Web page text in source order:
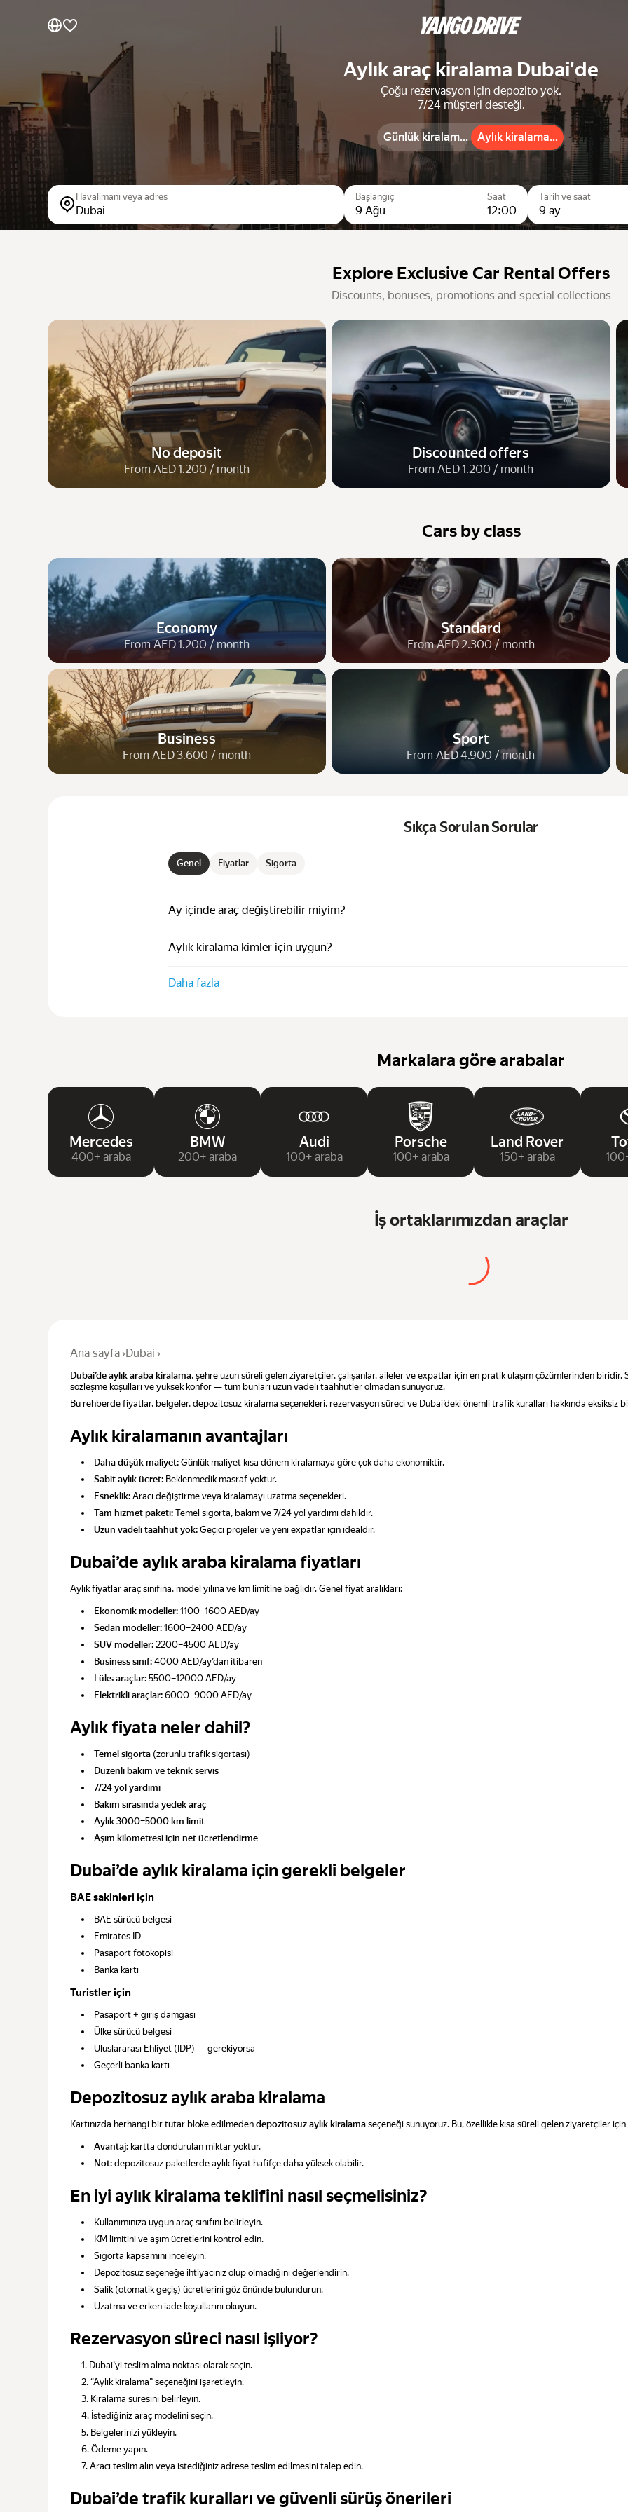
Markalara göre araçlar
Sınıfa göre araçlar
Hızlı bağlantılar
Gizlilik Bildirimi
Aylık araç kiralama Dubai'de
Çoğu rezervasyon için depozito yok.
7/24 müşteri desteği.
Aylık kiralamalar
Günlük kiralamalarAylık kiralamalar
Havalimanı veya adres
Dubai
Başlangıç
9 Ağu
Saat
12:00
Tarih ve saat
9 ay
Explore Exclusive Car Rental Offers
Discounts, bonuses, promotions and special collections
No deposit
From AED 1.200 / month
Discounted offers
From AED 1.200 / month
Cars by class
Economy
From AED 1.200 / month
Standard
From AED 2.300 / month
Business
From AED 3.600 / month
Sport
From AED 4.900 / month
Sıkça Sorulan Sorular
Genel Fiyatlar Sigorta
Ay içinde araç değiştirebilir miyim?
Aylık kiralama kimler için uygun?
Daha fazla
Markalara göre arabalar
Mercedes
400+ araba
BMW
200+ araba
Audi
100+ araba
Porsche
100+ araba
Land Rover
150+ araba
İş ortaklarımızdan araçlar
Ana sayfa ›Dubai ›
Dubai’de aylık araba kiralama, şehre uzun süreli gelen ziyaretçiler, çalışanlar, aileler ve expatlar için en pratik ulaşım çözümlerinden
sözleşme koşulları ve yüksek konfor — tüm bunları uzun vadeli taahhütler olmadan sunuyoruz.
Bu rehberde fiyatlar, belgeler, depozitosuz kiralama seçenekleri, rezervasyon süreci ve Dubai’deki önemli trafik kuralları hakkında eksiksiz
Aylık kiralamanın avantajları
Daha düşük maliyet: Günlük maliyet kısa dönem kiralamaya göre çok daha ekonomiktir.
Sabit aylık ücret: Beklenmedik masraf yoktur.
Esneklik: Aracı değiştirme veya kiralamayı uzatma seçenekleri.
Tam hizmet paketi: Temel sigorta, bakım ve 7/24 yol yardımı dahildir.
Uzun vadeli taahhüt yok: Geçici projeler ve yeni expatlar için idealdir.
Dubai’de aylık araba kiralama fiyatları
Aylık fiyatlar araç sınıfına, model yılına ve km limitine bağlıdır. Genel fiyat aralıkları:
Ekonomik modeller: 1100–1600 AED/ay
Sedan modeller: 1600–2400 AED/ay
SUV modeller: 2200–4500 AED/ay
Business sınıf: 4000 AED/ay’dan itibaren
Lüks araçlar: 5500–12000 AED/ay
Elektrikli araçlar: 6000–9000 AED/ay
Aylık fiyata neler dahil?
Temel sigorta (zorunlu trafik sigortası)
Düzenli bakım ve teknik servis
7/24 yol yardımı
Bakım sırasında yedek araç
Aylık 3000–5000 km limit
Aşım kilometresi için net ücretlendirme
Dubai’de aylık kiralama için gerekli belgeler
BAE sakinleri için
BAE sürücü belgesi
Emirates ID
Pasaport fotokopisi
Banka kartı
Turistler için
Pasaport + giriş damgası
Ülke sürücü belgesi
Uluslararası Ehliyet (IDP) — gerekiyorsa
Geçerli banka kartı
Depozitosuz aylık araba kiralama
Kartınızda herhangi bir tutar bloke edilmeden depozitosuz aylık kiralama seçeneği sunuyoruz. Bu, özellikle kısa süreli gelen ziyaretçiler için
Avantaj: kartta dondurulan miktar yoktur.
Not: depozitosuz paketlerde aylık fiyat hafifçe daha yüksek olabilir.
En iyi aylık kiralama teklifini nasıl seçmelisiniz?
Kullanımınıza uygun araç sınıfını belirleyin.
KM limitini ve aşım ücretlerini kontrol edin.
Sigorta kapsamını inceleyin.
Depozitosuz seçeneğe ihtiyacınız olup olmadığını değerlendirin.
Salik (otomatik geçiş) ücretlerini göz önünde bulundurun.
Uzatma ve erken iade koşullarını okuyun.
Rezervasyon süreci nasıl işliyor?
Dubai’yi teslim alma noktası olarak seçin.
“Aylık kiralama” seçeneğini işaretleyin.
Kiralama süresini belirleyin.
İstediğiniz araç modelini seçin.
Belgelerinizi yükleyin.
Ödeme yapın.
Aracı teslim alın veya istediğiniz adrese teslim edilmesini talep edin.
Dubai’de trafik kuralları ve güvenli sürüş önerileri